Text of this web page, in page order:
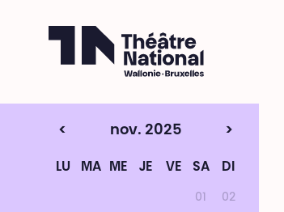
< nov. 2025 >
LU MA ME JE VE SA DI
01 02